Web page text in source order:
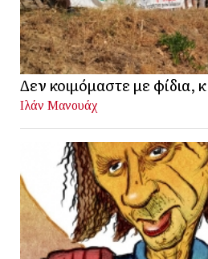
Δεν κοιμόμαστε με φίδια,
Ιλάν Μανουάχ